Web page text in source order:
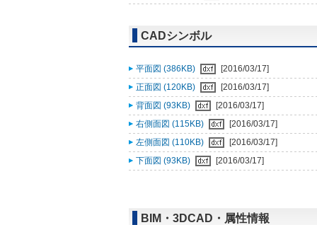
CADシンボル
平面図 (386KB)
[2016/03/17]
正面図 (120KB)
[2016/03/17]
背面図 (93KB)
[2016/03/17]
右側面図 (115KB)
[2016/03/17]
左側面図 (110KB)
[2016/03/17]
下面図 (93KB)
[2016/03/17]
BIM・3DCAD・属性情報